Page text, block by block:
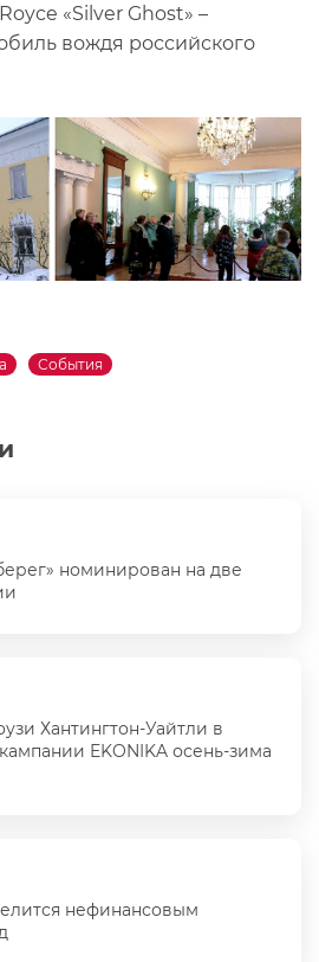
номинирован на две
Хантингтон-Уайтли в
EKONIKA осень-зима
нефинансовым
«Silver Ghost» –
вождя российского
События